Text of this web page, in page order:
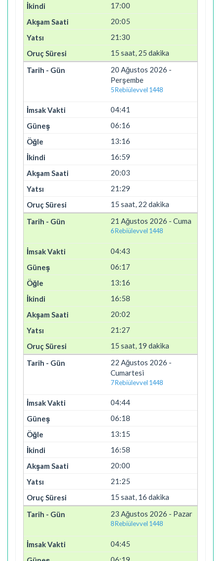
17:00
20:05
21:30
15 saat, 25 dakika
20 Ağustos 2026 -
Perşembe
5 Rebiülevvel 1448
04:41
06:16
13:16
16:59
20:03
21:29
15 saat, 22 dakika
21 Ağustos 2026 - Cuma
6 Rebiülevvel 1448
04:43
06:17
13:16
16:58
20:02
21:27
15 saat, 19 dakika
22 Ağustos 2026 -
Cumartesi
7 Rebiülevvel 1448
04:44
06:18
13:15
16:58
20:00
21:25
15 saat, 16 dakika
23 Ağustos 2026 - Pazar
8 Rebiülevvel 1448
04:45